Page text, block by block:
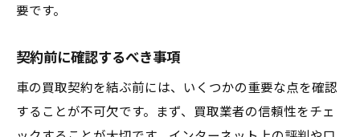
要です。
契約前に確認するべき事項
車の買取契約を結ぶ前には、いくつかの重要な点を確認
することが不可欠です。まず、買取業者の信頼性をチェ